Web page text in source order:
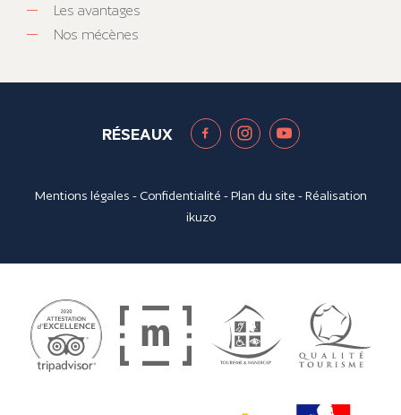
Les avantages
Nos mécènes
RÉSEAUX
Mentions légales - Confidentialité -Plan du site - Réalisation
ikuzo